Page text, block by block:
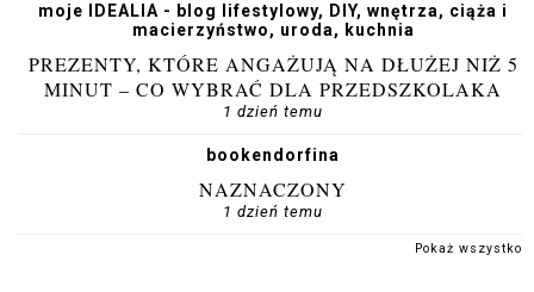
moje IDEALIA - blog lifestylowy, DIY, wnętrza, ciąża i
macierzyństwo, uroda, kuchnia
PREZENTY, KTÓRE ANGAŻUJĄ NA DŁUŻEJ NIŻ 5
MINUT – CO WYBRAĆ DLA PRZEDSZKOLAKA
1 dzień temu
bookendorfina
NAZNACZONY
1 dzień temu
Pokaż wszystko